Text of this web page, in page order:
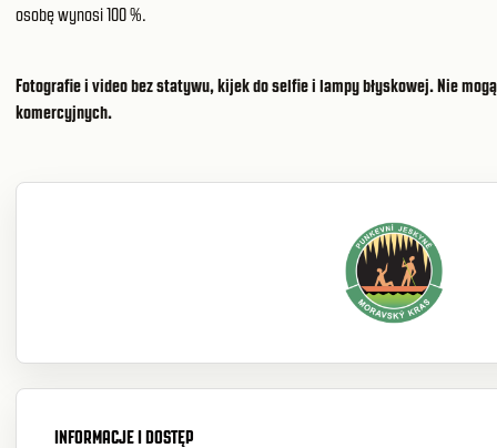
osobę wynosi 100 %.
Fotografie i video bez statywu, kijek do selfie i lampy błyskowej. Nie
komercyjnych.
INFORMACJE I DOSTĘP